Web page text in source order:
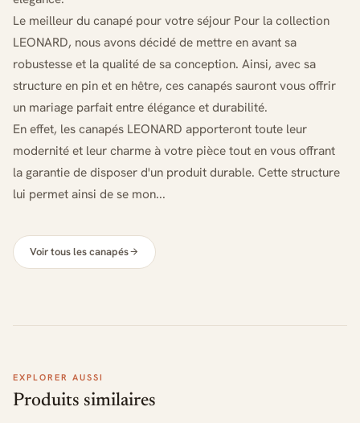
Le meilleur du canapé pour votre séjour Pour la collection
LEONARD, nous avons décidé de mettre en avant sa
robustesse et la qualité de sa conception. Ainsi, avec sa
structure en pin et en hêtre, ces canapés sauront vous offrir
un mariage parfait entre élégance et durabilité.
En effet, les canapés LEONARD apporteront toute leur
modernité et leur charme à votre pièce tout en vous offrant
la garantie de disposer d'un produit durable. Cette structure
lui permet ainsi de se mon...
Voir tous les canapés
EXPLORER AUSSI
Produits similaires